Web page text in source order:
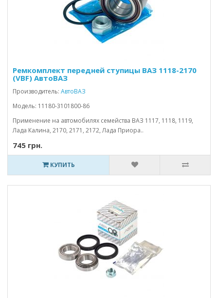
Ремкомплект передней ступицы ВАЗ 1118-2170
(VBF) АвтоВАЗ
Производитель: АвтоВАЗ
Модель: 11180-3101800-86
Применение на автомобилях семейства ВАЗ 1117, 1118, 1119,
Лада Калина, 2170, 2171, 2172, Лада Приора..
745 грн.
КУПИТЬ